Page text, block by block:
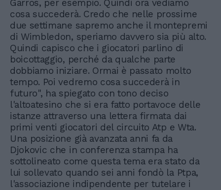
Garros, per esempio. Quindi ora vediamo
cosa succederà. Credo che nelle prossime
due settimane sapremo anche il montepremi
di Wimbledon, speriamo davvero sia più alto.
Quindi capisco che i giocatori parlino di
boicottaggio, perché da qualche parte
dobbiamo iniziare. Ormai è passato molto
tempo. Poi vedremo cosa succederà in
futuro", ha spiegato con tono deciso
l'altoatesino che si era fatto portavoce delle
istanze attraverso una lettera firmata dai
primi venti giocatori del circuito Atp e Wta.
Una posizione già avanzata anni fa da
Djokovic che in conferenza stampa ha
sottolineato come questa tema era stato da
lui sollevato quando sei anni fondò la Ptpa,
l'associazione indipendente per tutelare i